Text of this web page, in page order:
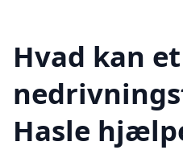
Hvad kan et
Hasle